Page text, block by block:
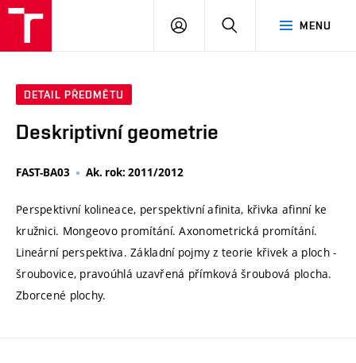
MENU
PŘIHLÁSIT
DETAIL PŘEDMĚTU
Deskriptivní geometrie
FAST-BA03 Ak. rok: 2011/2012
Perspektivní kolineace, perspektivní afinita, křivka afinní ke
kružnici. Mongeovo promítání. Axonometrická promítání.
Lineární perspektiva. Základní pojmy z teorie křivek a ploch -
šroubovice, pravoúhlá uzavřená přímková šroubová plocha.
Zborcené plochy.